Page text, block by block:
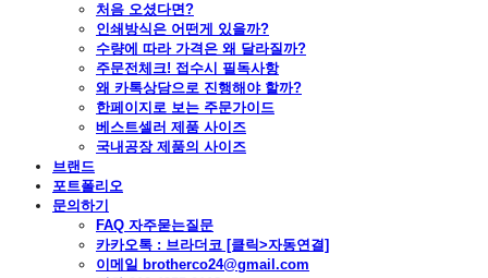
처음 오셨다면?
인쇄방식은 어떤게 있을까?
수량에 따라 가격은 왜 달라질까?
주문전체크! 접수시 필독사항
왜 카톡상담으로 진행해야 할까?
한페이지로 보는 주문가이드
베스트셀러 제품 사이즈
국내공장 제품의 사이즈
브랜드
포트폴리오
문의하기
FAQ 자주묻는질문
카카오톡 : 브라더코 [클릭>자동연결]
이메일 brotherco24@gmail.com